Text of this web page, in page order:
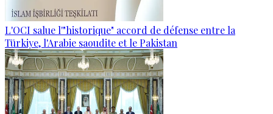
L'OCI salue l'"historique" accord de défense entre la
Türkiye, l'Arabie saoudite et le Pakistan